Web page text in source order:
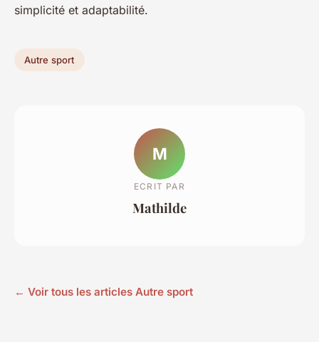
simplicité et adaptabilité.
Autre sport
M
ECRIT PAR
Mathilde
← Voir tous les articles Autre sport